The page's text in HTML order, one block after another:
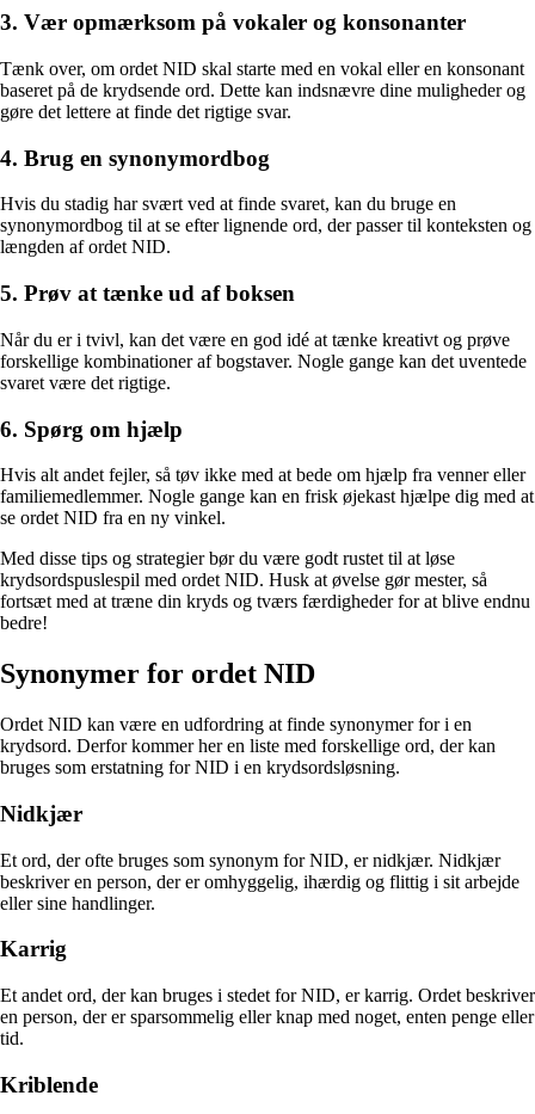
3. Vær opmærksom på vokaler og konsonanter
Tænk over, om ordet NID skal starte med en vokal eller en konsonant
baseret på de krydsende ord. Dette kan indsnævre dine muligheder og
gøre det lettere at finde det rigtige svar.
4. Brug en synonymordbog
Hvis du stadig har svært ved at finde svaret, kan du bruge en
synonymordbog til at se efter lignende ord, der passer til konteksten og
længden af ordet NID.
5. Prøv at tænke ud af boksen
Når du er i tvivl, kan det være en god idé at tænke kreativt og prøve
forskellige kombinationer af bogstaver. Nogle gange kan det uventede
svaret være det rigtige.
6. Spørg om hjælp
Hvis alt andet fejler, så tøv ikke med at bede om hjælp fra venner eller
familiemedlemmer. Nogle gange kan en frisk øjekast hjælpe dig med at
se ordet NID fra en ny vinkel.
Med disse tips og strategier bør du være godt rustet til at løse
krydsordspuslespil med ordet NID. Husk at øvelse gør mester, så
fortsæt med at træne din kryds og tværs færdigheder for at blive endnu
bedre!
Synonymer for ordet NID
Ordet NID kan være en udfordring at finde synonymer for i en
krydsord. Derfor kommer her en liste med forskellige ord, der kan
bruges som erstatning for NID i en krydsordsløsning.
Nidkjær
Et ord, der ofte bruges som synonym for NID, er nidkjær. Nidkjær
beskriver en person, der er omhyggelig, ihærdig og flittig i sit arbejde
eller sine handlinger.
Karrig
Et andet ord, der kan bruges i stedet for NID, er karrig. Ordet beskriver
en person, der er sparsommelig eller knap med noget, enten penge eller
tid.
Kriblende